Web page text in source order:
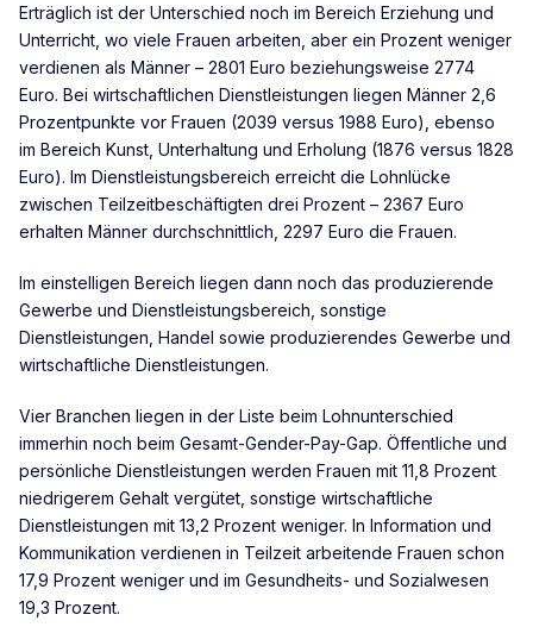
Erträglich ist der Unterschied noch im Bereich Erziehung und
Unterricht, wo viele Frauen arbeiten, aber ein Prozent weniger
verdienen als Männer – 2801 Euro beziehungsweise 2774
Euro. Bei wirtschaftlichen Dienstleistungen liegen Männer 2,6
Prozentpunkte vor Frauen (2039 versus 1988 Euro), ebenso
im Bereich Kunst, Unterhaltung und Erholung (1876 versus 1828
Euro). Im Dienstleistungsbereich erreicht die Lohnlücke
zwischen Teilzeitbeschäftigten drei Prozent – 2367 Euro
erhalten Männer durchschnittlich, 2297 Euro die Frauen.
Im einstelligen Bereich liegen dann noch das produzierende
Gewerbe und Dienstleistungsbereich, sonstige
Dienstleistungen, Handel sowie produzierendes Gewerbe und
wirtschaftliche Dienstleistungen.
Vier Branchen liegen in der Liste beim Lohnunterschied
immerhin noch beim Gesamt-Gender-Pay-Gap. Öffentliche und
persönliche Dienstleistungen werden Frauen mit 11,8 Prozent
niedrigerem Gehalt vergütet, sonstige wirtschaftliche
Dienstleistungen mit 13,2 Prozent weniger. In Information und
Kommunikation verdienen in Teilzeit arbeitende Frauen schon
17,9 Prozent weniger und im Gesundheits- und Sozialwesen
19,3 Prozent.